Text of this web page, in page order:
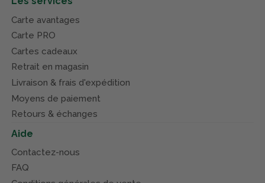
Carte avantages
Carte PRO
Cartes cadeaux
Retrait en magasin
Livraison & frais d'expédition
Moyens de paiement
Retours & échanges
Aide
Contactez-nous
FAQ